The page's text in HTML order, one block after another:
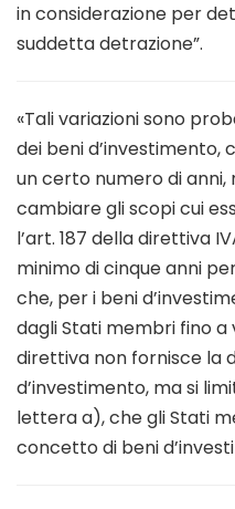
in considerazione per
suddetta detrazione”.
«Tali variazioni sono
dei beni d’investimento,
un certo numero di anni,
cambiare gli scopi cui
l’art. 187 della direttiva
minimo di cinque anni
che, per i beni
dagli Stati membri fino a
direttiva non fornisce la
d’investimento, ma si
lettera a), che gli Stati
concetto di beni